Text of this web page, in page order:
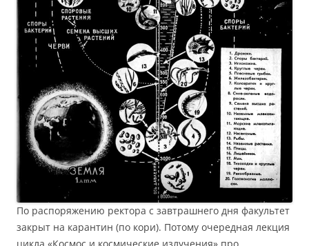
По распоряжению ректора с завтрашнего дня факультет
закрыт на карантин (по кори). Потому очередная лекция